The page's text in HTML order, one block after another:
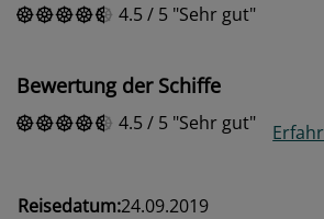
4.5/ 5 Sehr gut
Bewertung der Schiffe
4.5/ 5 Sehr gut
Reisedatum:24.09.2019